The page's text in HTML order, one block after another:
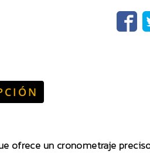
ofrece un cronometraje